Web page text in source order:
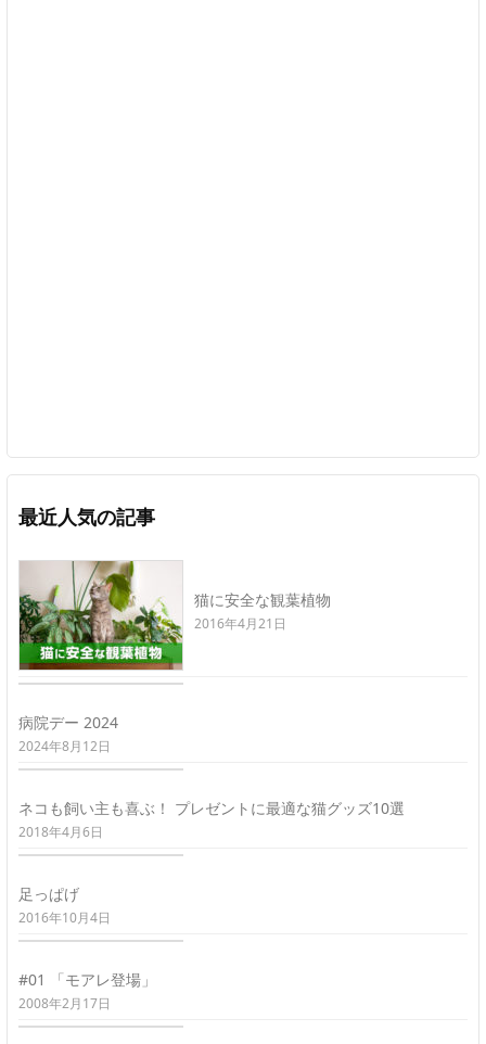
最近人気の記事
猫に安全な観葉植物
2016年4月21日
病院デー 2024
2024年8月12日
ネコも飼い主も喜ぶ！ プレゼントに最適な猫グッズ10選
2018年4月6日
足っぱげ
2016年10月4日
#01 「モアレ登場」
2008年2月17日